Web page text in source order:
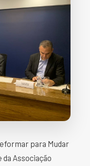
para Mudar
da Associação